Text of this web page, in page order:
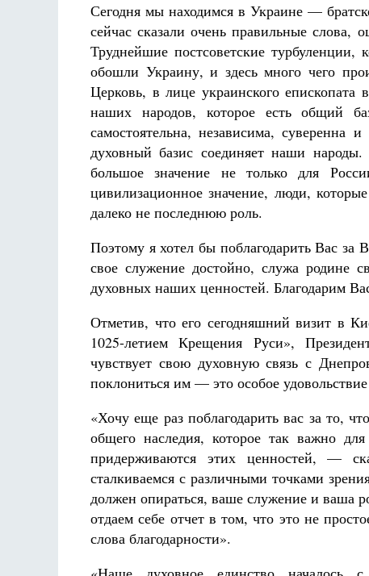
Сегодня мы находимся в Украине —
сейчас сказали очень правильные слова,
Труднейшие постсоветские турбуленции,
обошли Украину, и здесь много чего
Церковь, в лице украинского
наших народов, которое есть общий
самостоятельна, независима,
духовный базис соединяет наши
большое значение не только для
цивилизационное значение, люди,
далеко не последнюю роль.
Поэтому я хотел бы поблагодарить Вас за
свое служение достойно, служа родине
духовных наших ценностей. Благодарим
Отметив, что его сегодняшний визит в
1025-летием Крещения Руси»,
чувствует свою духовную связь с
поклониться им — это особое удовольствие
«Хочу еще раз поблагодарить вас за то,
общего наследия, которое так важно
придерживаются этих ценностей, —
сталкиваемся с различными точками
должен опираться, ваше служение и ваша
отдаем себе отчет в том, что это не
слова благодарности».